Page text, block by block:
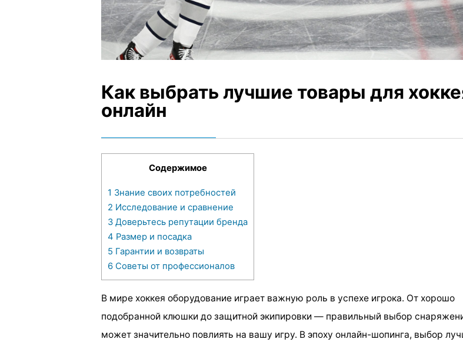
Как выбрать лучшие товары для
онлайн
Содержимое
1 Знание своих потребностей
2 Исследование и сравнение
3 Доверьтесь репутации бренда
4 Размер и посадка
5 Гарантии и возвраты
6 Советы от профессионалов
В мире хоккея оборудование играет важную роль в успехе игрока. От хорошо
подобранной клюшки до защитной экипировки — правильный выбор
может значительно повлиять на вашу игру. В эпоху онлайн-шопинга, выбор